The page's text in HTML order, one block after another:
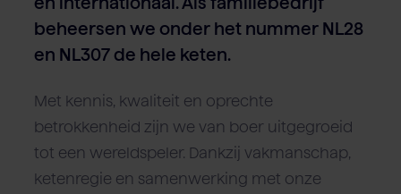
beheersen we onder het nummer NL28
en NL307 de hele keten.
Met kennis, kwaliteit en oprechte
betrokkenheid zijn we van boer uitgegroeid
tot een wereldspeler. Dankzij vakmanschap,
ketenregie en samenwerking met onze